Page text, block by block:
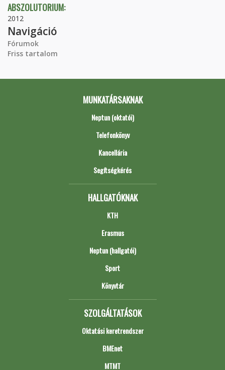
ABSZOLUTORIUM:
2012
Navigáció
Fórumok
Friss tartalom
MUNKATÁRSAKNAK
Neptun (oktatói)
Telefonkönyv
Kancellária
Segítségkérés
HALLGATÓKNAK
KTH
Erasmus
Neptun (hallgatói)
Sport
Könyvtár
SZOLGÁLTATÁSOK
Oktatási keretrendszer
BMEnet
MTMT